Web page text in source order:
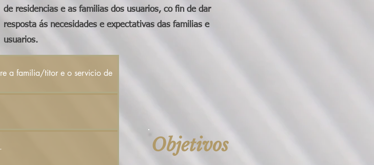
de residencias e as familias dos usuarios, co fin de dar
resposta ás necesidades e expectativas das familias e
usuarios.
a familia/titor e o servicio de
Objetivos